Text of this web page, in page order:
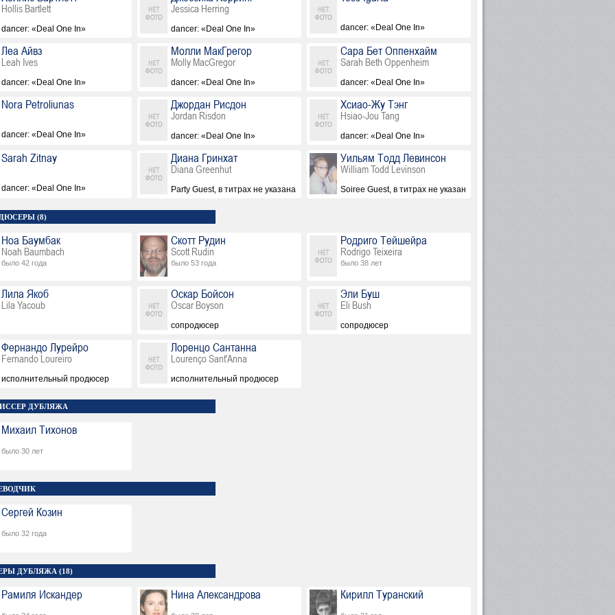
Hollis Bartlett
dancer: «Deal One In»
Jessica Herring
dancer: «Deal One In» dancer: «Deal One In»
Леа Айвз
Leah Ives
dancer: «Deal One In»
Молли МакГрегор
Molly MacGregor
dancer: «Deal One In»
Сара Бет Оппенхайм
Sarah Beth Oppenheim
dancer: «Deal One In»
Nora Petroliunas
dancer: «Deal One In»
Джордан Рисдон
Jordan Risdon
dancer: «Deal One In»
Хсиао-Жу Тэнг
Hsiao-Jou Tang
dancer: «Deal One In»
Sarah Zitnay
dancer: «Deal One In»
Диана Гринхат
Diana Greenhut
Party Guest, в титрах не указана
Уильям Тодд Левинсон
William Todd Levinson
Soiree Guest, в титрах не указан
(8)
Ноа Баумбак
Noah Baumbach
было 42 года
Скотт Рудин
Scott Rudin
было 53 года
Родриго Тейшейра
Rodrigo Teixeira
было 38 лет
Лила Якоб
Lila Yacoub
Оскар Бойсон
Oscar Boyson
сопродюсер
Эли Буш
Eli Bush
сопродюсер
Фернандо Лурейро
Fernando Loureiro
исполнительный продюсер
Лоренцо Сантанна
Lourenço Sant'Anna
исполнительный продюсер
ДУБЛЯЖА
Михаил Тихонов
было 30 лет
Сергей Козин
было 32 года
ДУБЛЯЖА (18)
Рамиля Искандер Нина Александрова Кирилл Туранский